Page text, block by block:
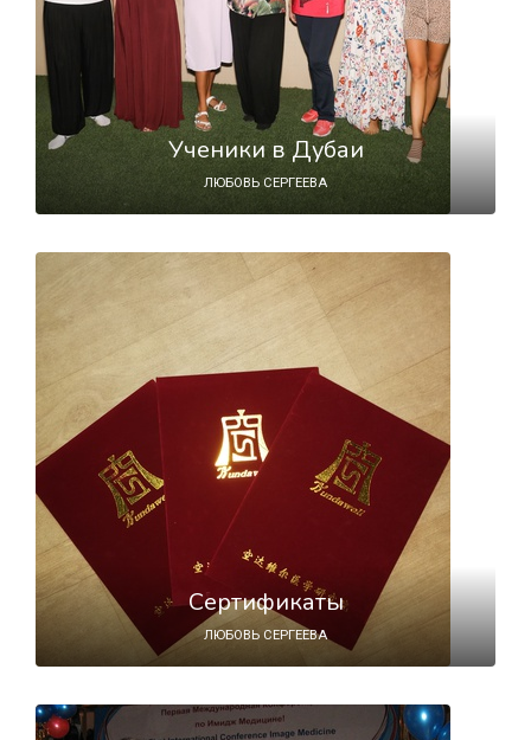
Ученики в Дубаи
ЛЮБОВЬ СЕРГЕЕВА
Сертификаты
ЛЮБОВЬ СЕРГЕЕВА